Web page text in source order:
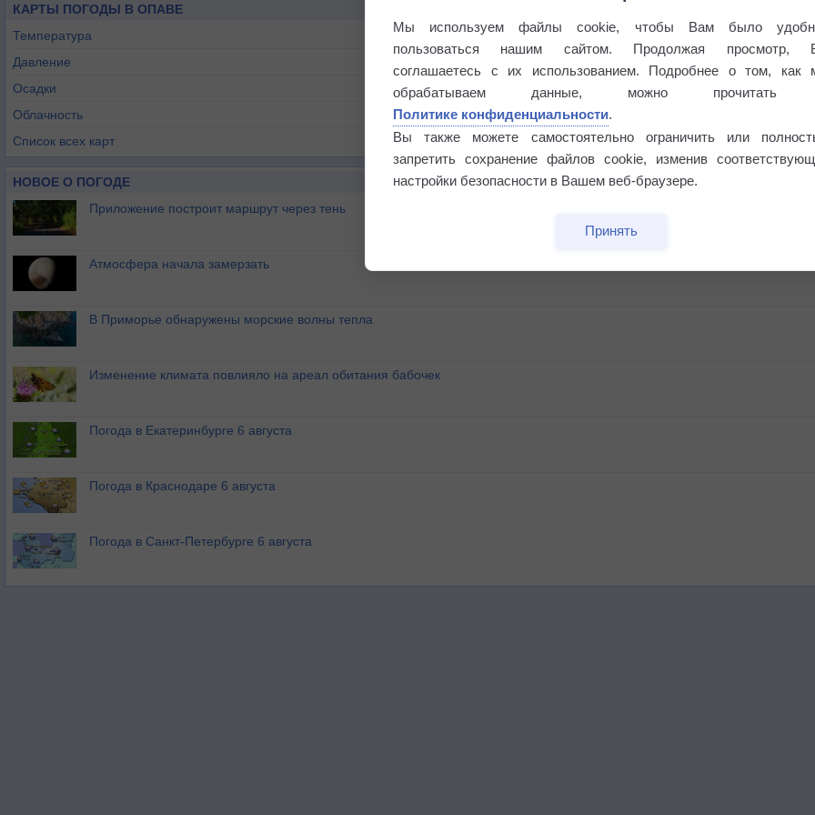
КАРТЫ ПОГОДЫ В ОПАВЕ
Температура
Давление
Осадки
Облачность
Список всех карт
НОВОЕ О ПОГОДЕ
Приложение построит маршрут через тень
Атмосфера начала замерзать
В Приморье обнаружены морские волны тепла
Изменение климата повлияло на ареал обитания бабочек
Погода в Екатеринбурге 6 августа
Погода в Краснодаре 6 августа
Погода в Санкт-Петербурге 6 августа
Мы используем файлы cookie, чтобы Вам было
пользоваться нашим сайтом. Продолжая просмотр,
соглашаетесь с их использованием. Подробнее о том, как
обрабатываем данные, можно прочитать
Политике конфиденциальности.
Вы также можете самостоятельно ограничить или
запретить сохранение файлов cookie, изменив
настройки безопасности в Вашем веб-браузере.
Принять